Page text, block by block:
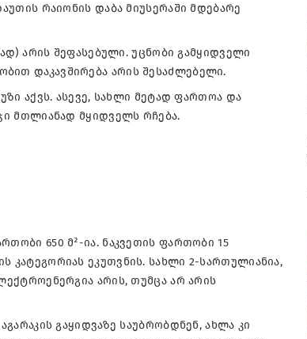
რაიონის დაბა მიუსერაში მდებარე
არის შეფასებული. უცნობი გამყიდველი
დაკავშირება არის შესაძლებელი.
აქვს. ასევე, სახლი მეტად ფართოა და
მთლიანად მყიდველს რჩება.
650 მ²-ია. ნაკვეთის ფართობი 15
კატეგორიას ეკუთვნის. სახლი 2-სართულიანია,
არის, თუმცა არ არის
გაყიდვაზე საუბრობდნენ, ახლა კი